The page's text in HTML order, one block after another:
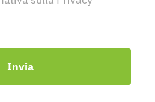
Invia